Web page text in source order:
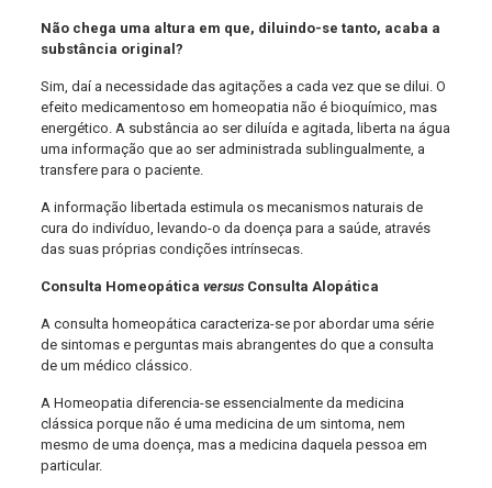
Não chega uma altura em que, diluindo-se tanto, acaba a
substância original?
Sim, daí a necessidade das agitações a cada vez que se dilui. O
efeito medicamentoso em homeopatia não é bioquímico, mas
energético. A substância ao ser diluída e agitada, liberta na água
uma informação que ao ser administrada sublingualmente, a
transfere para o paciente.
A informação libertada estimula os mecanismos naturais de
cura do indivíduo, levando-o da doença para a saúde, através
das suas próprias condições intrínsecas.
Consulta Homeopática versusConsulta Alopática
A consulta homeopática caracteriza-se por abordar uma série
de sintomas e perguntas mais abrangentes do que a consulta
de um médico clássico.
A Homeopatia diferencia-se essencialmente da medicina
clássica porque não é uma medicina de um sintoma, nem
mesmo de uma doença, mas a medicina daquela pessoa em
particular.